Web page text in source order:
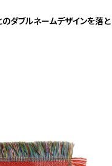
ダブルネームデザインを落と